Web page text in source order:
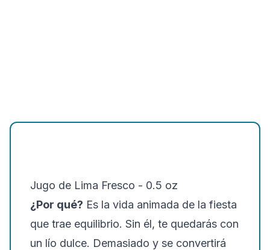
Jugo de Lima Fresco - 0.5 oz
¿Por qué? Es la vida animada de la fiesta
que trae equilibrio. Sin él, te quedarás con
un lío dulce. Demasiado y se convertirá